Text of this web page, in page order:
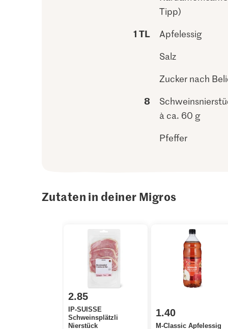
Tipp)
1 TL
Apfelessig
Salz
Zucker nach
8
à ca. 60 g
Pfeffer
Zutaten in deiner Migros
2.85
IP-SUISSE
Schweinsplätzli
Nierstück
1.40
M-Classic Apfelessig